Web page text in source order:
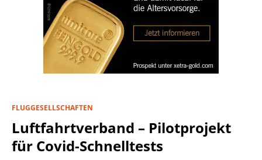
FLUGGESELLSCHAFTEN
Luftfahrtverband – Pilotprojekt
für Covid-Schnelltests